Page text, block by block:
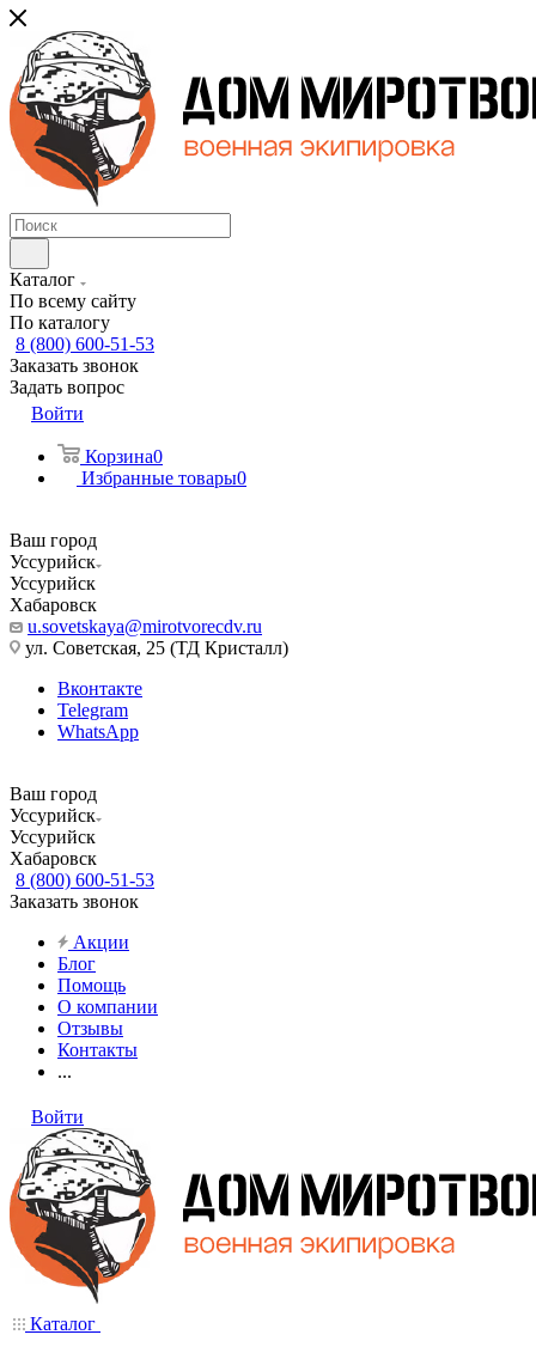
Каталог
По всему сайту
По каталогу
8 (800) 600-51-53
Заказать звонок
Задать вопрос
Войти
Корзина0
Избранные товары0
Ваш город
Уссурийск
Уссурийск
Хабаровск
u.sovetskaya@mirotvorecdv.ru
ул. Советская, 25 (ТД Кристалл)
Вконтакте
Telegram
WhatsApp
Ваш город
Уссурийск
Уссурийск
Хабаровск
8 (800) 600-51-53
Заказать звонок
Акции
Блог
Помощь
О компании
Отзывы
Контакты
...
Войти
Каталог